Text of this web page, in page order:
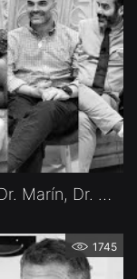
EYECRYL PHAKIC EXPERIENCE - Dr. Marín, Dr. Montolio, Dr. Amselem, Barcelona, Spanien
1745